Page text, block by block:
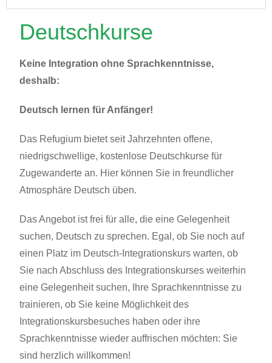
Deutschkurse
Keine Integration ohne Sprachkenntnisse,
deshalb:
Deutsch lernen für Anfänger!
Das Refugium bietet seit Jahrzehnten offene,
niedrigschwellige, kostenlose Deutschkurse für
Zugewanderte an. Hier können Sie in freundlicher
Atmosphäre Deutsch üben.
Das Angebot ist frei für alle, die eine Gelegenheit
suchen, Deutsch zu sprechen. Egal, ob Sie noch auf
einen Platz im Deutsch-Integrationskurs warten, ob
Sie nach Abschluss des Integrationskurses weiterhin
eine Gelegenheit suchen, Ihre Sprachkenntnisse zu
trainieren, ob Sie keine Möglichkeit des
Integrationskursbesuches haben oder ihre
Sprachkenntnisse wieder auffrischen möchten: Sie
sind herzlich willkommen!